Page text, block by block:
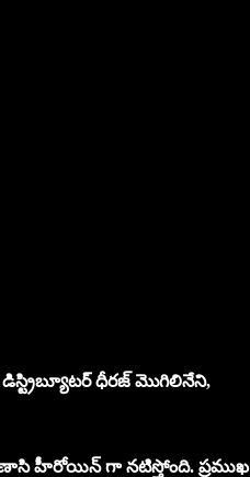
డిస్ట్రిబ్యూటర్ ధీరజ్ మొగిలినేని,
హీరోయిన్ గా నటిస్తోంది. ప్రముఖ